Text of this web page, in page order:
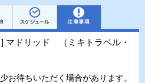
ドリッド （ミキトラベル・
お待ちいただく場合があります。